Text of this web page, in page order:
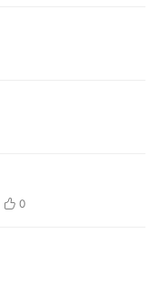
0